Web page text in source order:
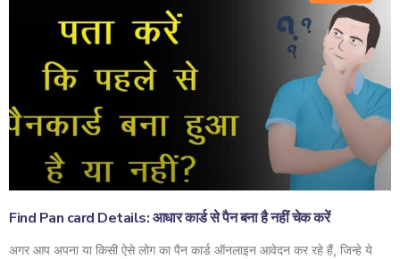
Find Pan card Details: आधार कार्ड से पैन बना है नहीं चेक करें
अगर आप अपना या किसी ऐसे लोग का पैन कार्ड ऑनलाइन आवेदन कर रहे हैं, जिन्हे ये